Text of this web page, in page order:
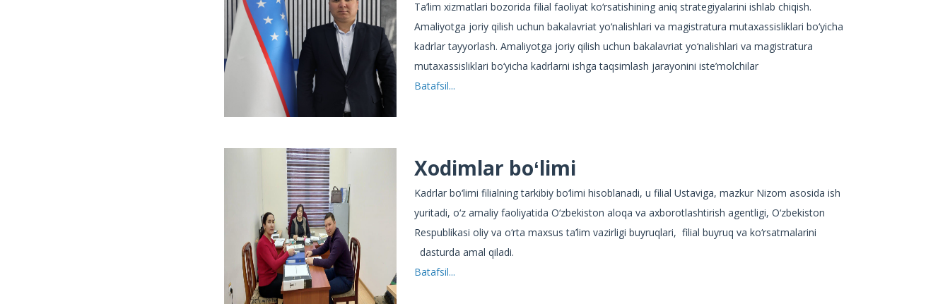
Ta’lim xizmatlari bozorida filial faoliyat ko‘rsatishining aniq strategiyalarini ishlab chiqish.
Amaliyotga joriy qilish uchun bakalavriat yo‘nalishlari va magistratura mutaxassisliklari bo‘yicha
kadrlar tayyorlash. Amaliyotga joriy qilish uchun bakalavriat yo‘nalishlari va magistratura
mutaxassisliklari bo‘yicha kadrlarni ishga taqsimlash jarayonini iste’molchilar
Batafsil...
Xodimlar boʻlimi
Kadrlar bo‘limi filialning tarkibiy bo‘limi hisoblanadi, u filial Ustaviga, mazkur Nizom asosida ish
yuritadi, o‘z amaliy faoliyatida O‘zbekiston aloqa va axborotlashtirish agentligi, O‘zbekiston
Respublikasi oliy va o‘rta maxsus ta’lim vazirligi buyruqlari, filial buyruq va ko‘rsatmalarini
dasturda amal qiladi.
Batafsil...